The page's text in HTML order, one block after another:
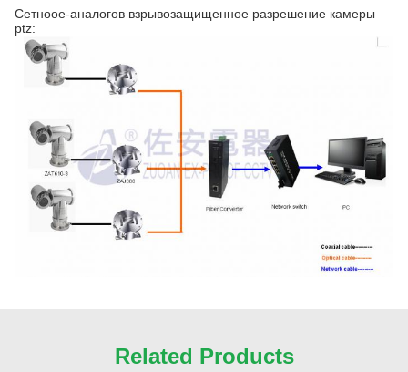
Сетноое-аналогов взрывозащищенное разрешение камеры
ptz:
Related Products